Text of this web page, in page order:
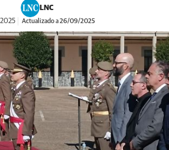
LNC
Actualizado a 26/09/2025